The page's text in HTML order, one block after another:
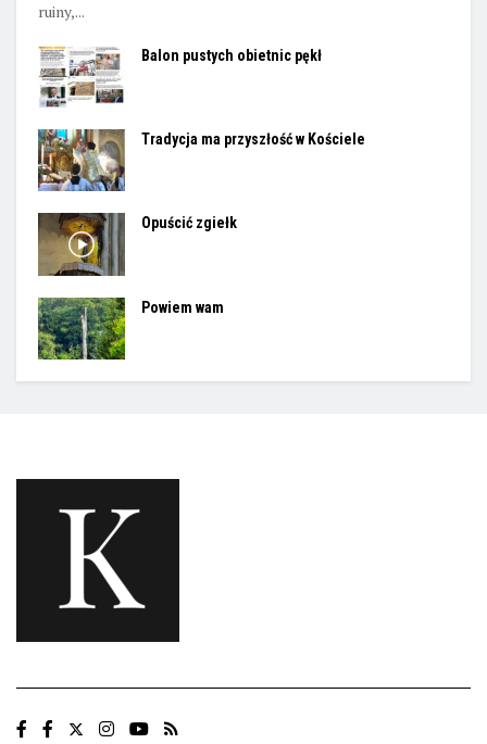
ruiny,...
Balon pustych obietnic pękł
Tradycja ma przyszłość w Kościele
Opuścić zgiełk
Powiem wam